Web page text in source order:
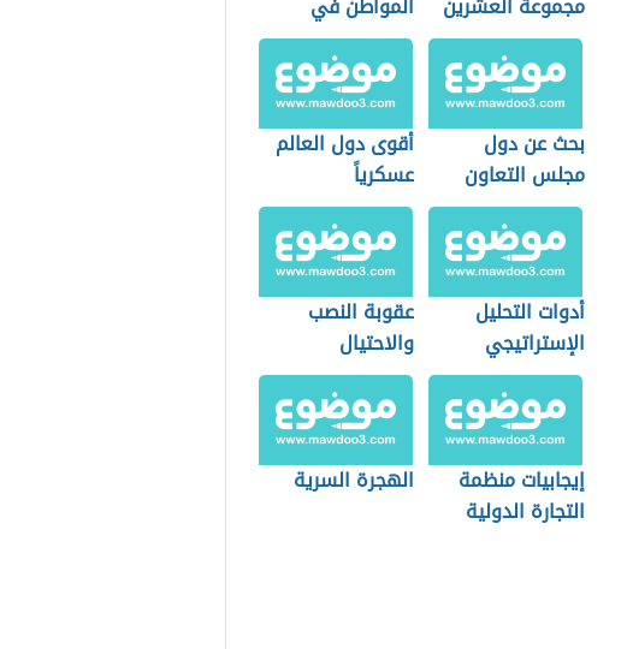
المحافظة على
الأمن
بحث عن دول
مجلس التعاون
أقوى دول العالم
عسكرياً
أدوات التحليل
الإستراتيجي
عقوبة النصب
والاحتيال
الإلكتروني في
السعودية
إيجابيات منظمة
التجارة الدولية
الهجرة السرية